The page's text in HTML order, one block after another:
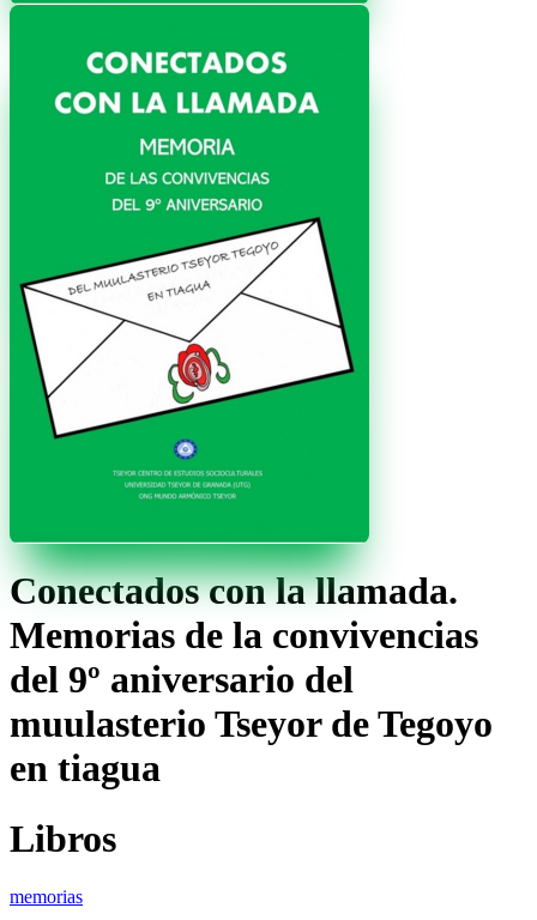
Conectados con la llamada.
Memorias de la convivencias
del 9º aniversario del
muulasterio Tseyor de Tegoyo
en tiagua
Libros
memorias